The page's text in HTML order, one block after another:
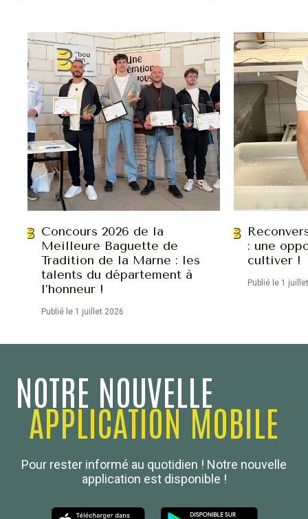
Concours 2026 de la
Meilleure Baguette de
Tradition de la Marne : les
talents du département à
l’honneur !
Publié le 1 juillet 2026
: une
cultiver !
Publié le 1
NOTRE NOUVELLE
APPLICATION MOBILE
Pour rester informé au quotidien ! Notre nouvelle
application est disponible !
Boulanger de France
Les Nouvelles de la Boulangerie-Pâtisserie Française